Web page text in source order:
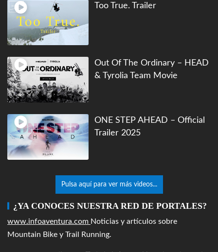
Too True. Trailer
Out Of The Ordinary – HEAD
& Tyrolia Team Movie
ONE STEP AHEAD – Official
Trailer 2025
Pulsa aquí para ver más videos...
¿YA CONOCES NUESTRA RED DE PORTALES?
www.infoaventura.com Noticias y artículos sobre
Mountain Bike y Trail Running.